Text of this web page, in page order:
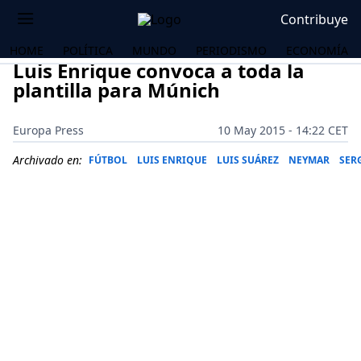
Contribuye
HOME POLÍTICA MUNDO PERIODISMO ECONOMÍA
Luis Enrique convoca a toda la
plantilla para Múnich
Europa Press
10 May 2015 - 14:22 CET
Archivado en: FÚTBOL LUIS ENRIQUE LUIS SUÁREZ NEYMAR